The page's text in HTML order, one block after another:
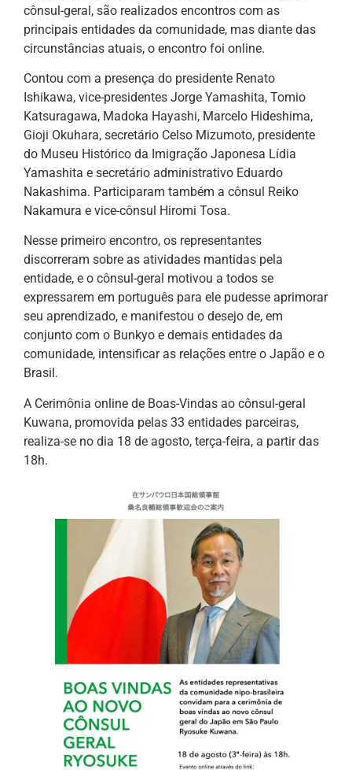
cônsul-geral, são realizados encontros com as
principais entidades da comunidade, mas diante das
circunstâncias atuais, o encontro foi online.
Contou com a presença do presidente Renato
Ishikawa, vice-presidentes Jorge Yamashita, Tomio
Katsuragawa, Madoka Hayashi, Marcelo Hideshima,
Gioji Okuhara, secretário Celso Mizumoto, presidente
do Museu Histórico da Imigração Japonesa Lídia
Yamashita e secretário administrativo Eduardo
Nakashima. Participaram também a cônsul Reiko
Nakamura e vice-cônsul Hiromi Tosa.
Nesse primeiro encontro, os representantes
discorreram sobre as atividades mantidas pela
entidade, e o cônsul-geral motivou a todos se
expressarem em português para ele pudesse aprimorar
seu aprendizado, e manifestou o desejo de, em
conjunto com o Bunkyo e demais entidades da
comunidade, intensificar as relações entre o Japão e o
Brasil.
A Cerimônia online de Boas-Vindas ao cônsul-geral
Kuwana, promovida pelas 33 entidades parceiras,
realiza-se no dia 18 de agosto, terça-feira, a partir das
18h.